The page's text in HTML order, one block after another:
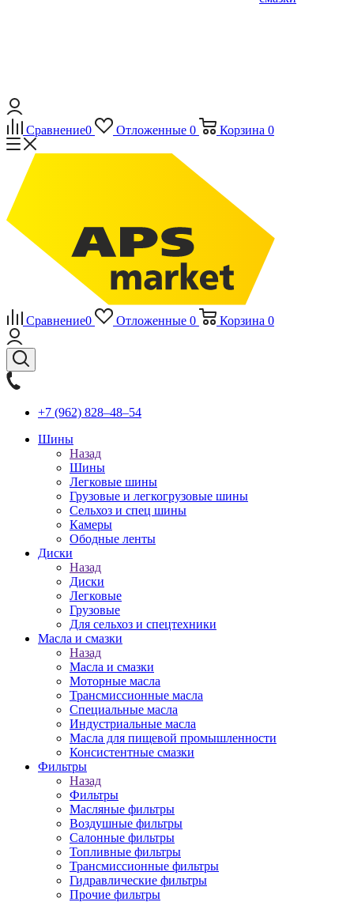
Сравнение0 Отложенные 0 Корзина 0
Сравнение0 Отложенные 0 Корзина 0
+7 (962) 828‒48‒54
Шины
Назад
Шины
Легковые шины
Грузовые и легкогрузовые шины
Сельхоз и спец шины
Камеры
Ободные ленты
Диски
Назад
Диски
Легковые
Грузовые
Для сельхоз и спецтехники
Масла и смазки
Назад
Масла и смазки
Моторные масла
Трансмиссионные масла
Специальные масла
Индустриальные масла
Масла для пищевой промышленности
Консистентные смазки
Фильтры
Назад
Фильтры
Масляные фильтры
Воздушные фильтры
Салонные фильтры
Топливные фильтры
Трансмиссионные фильтры
Гидравлические фильтры
Прочие фильтры